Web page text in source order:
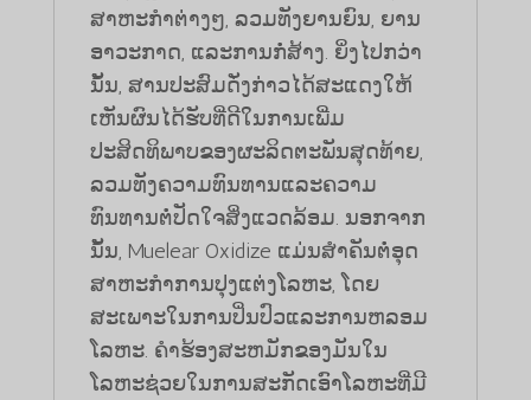
ສາຫະກໍາຕ່າງໆ, ລວມທັງຍານຍົນ, ຍານ
ອາວະກາດ, ແລະການກໍ່ສ້າງ. ຍິ່ງໄປກວ່າ
ນັ້ນ, ສານປະສົມດັ່ງກ່າວໄດ້ສະແດງໃຫ້
ເຫັນຜົນໄດ້ຮັບທີ່ດີໃນການເພີ່ມ
ປະສິດທິພາບຂອງຜະລິດຕະພັນສຸດທ້າຍ,
ລວມທັງຄວາມທົນທານແລະຄວາມ
ທົນທານຕໍ່ປັດໃຈສິ່ງແວດລ້ອມ. ນອກຈາກ
ນັ້ນ, Muelear Oxidize ແມ່ນສໍາຄັນຕໍ່ອຸດ
ສາຫະກໍາການປຸງແຕ່ງໂລຫະ, ໂດຍ
ສະເພາະໃນການປິ່ນປົວແລະການຫລອມ
ໂລຫະ. ຄໍາຮ້ອງສະຫມັກຂອງມັນໃນ
ໂລຫະຊ່ວຍໃນການສະກັດເອົາໂລຫະທີ່ມີ